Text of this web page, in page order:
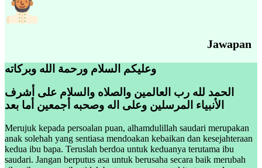
Jawapan
الحمد لله رب العالمين والصلاه والسلام على أشرف
الأنبياء المرسلين وعلى اله وصحبه أجمعين أما بعد
Merujuk kepada persoalan puan, alhamdulillah saudari merupakan
anak solehah yang sentiasa mendoakan kebaikan dan kesejahteraan
kedua ibu bapa. Teruslah berdoa untuk keduanya terutama ibu
saudari. Jangan berputus asa untuk berusaha secara baik merubah